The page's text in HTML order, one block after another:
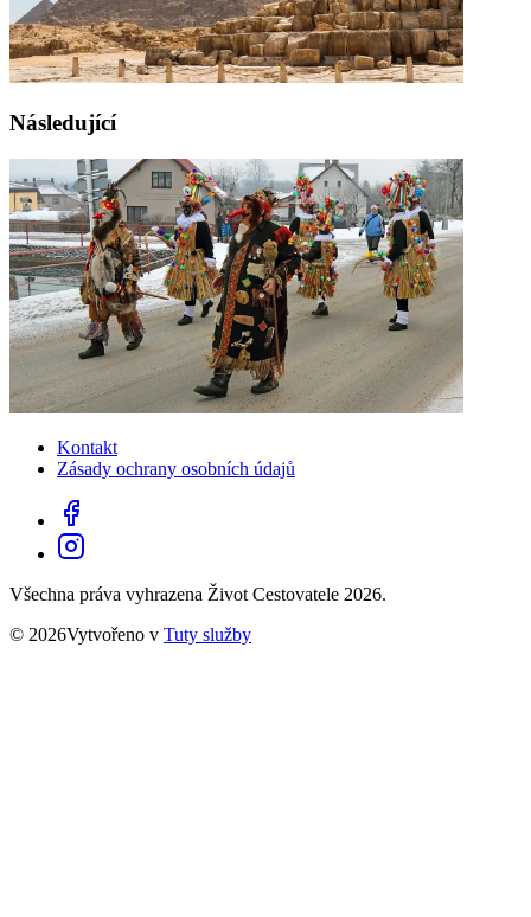
Následující
Kontakt
Zásady ochrany osobních údajů
Všechna práva vyhrazena Život Cestovatele 2026.
© 2026Vytvořeno v Tuty služby